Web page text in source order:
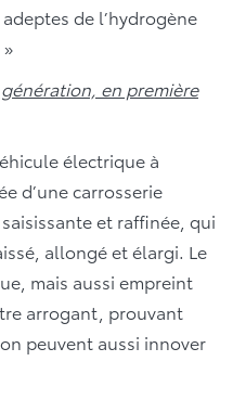
de l’hydrogène
en première
électrique à
d’une carrosserie
et raffinée, qui
allongé et élargi. Le
mais aussi empreint
arrogant, prouvant
peuvent aussi innover